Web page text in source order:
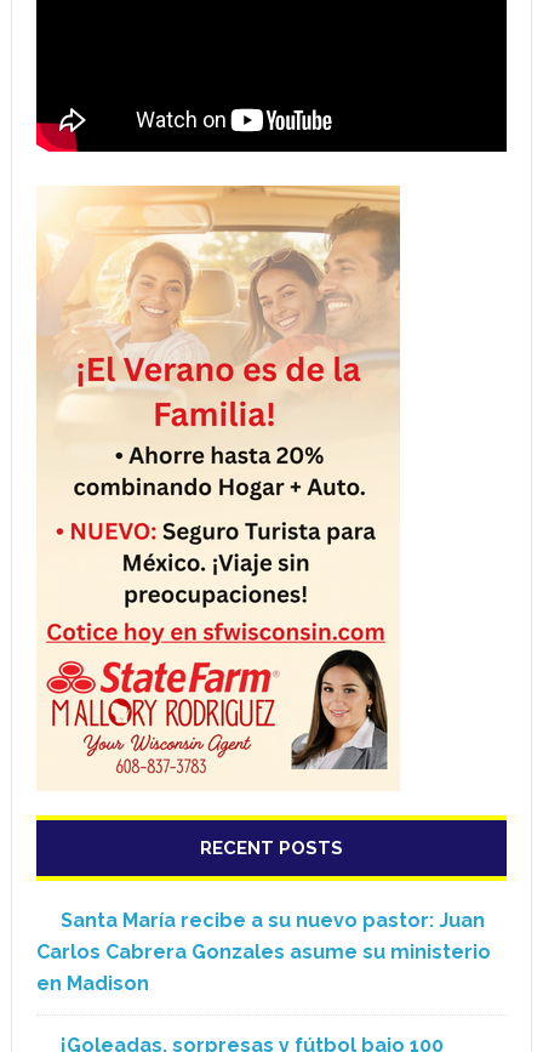
RECENT POSTS
Santa María recibe a su nuevo pastor: Juan
Carlos Cabrera Gonzales asume su ministerio
en Madison
¡Goleadas, sorpresas y fútbol bajo 100